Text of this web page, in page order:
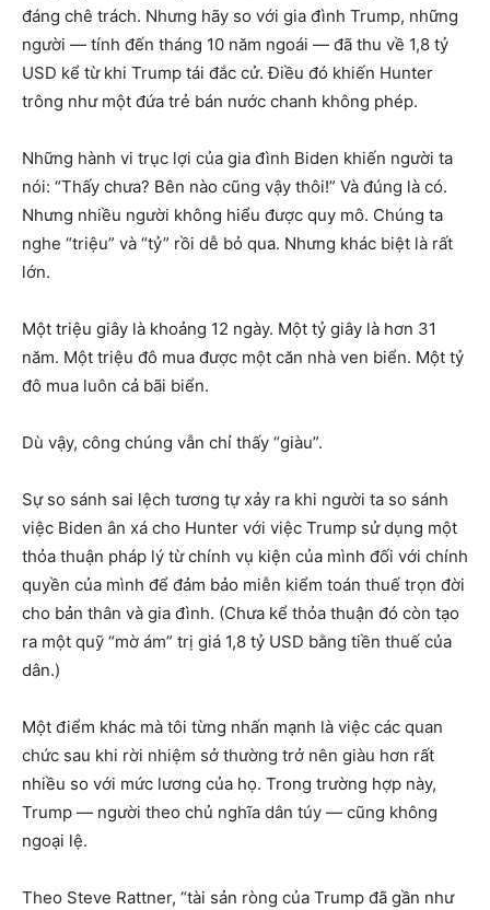
đáng chê trách. Nhưng hãy so với gia đình Trump, những
người — tính đến tháng 10 năm ngoái — đã thu về 1,8 tỷ
USD kể từ khi Trump tái đắc cử. Điều đó khiến Hunter
trông như một đứa trẻ bán nước chanh không phép.
Những hành vi trục lợi của gia đình Biden khiến người ta
nói: “Thấy chưa? Bên nào cũng vậy thôi!” Và đúng là có.
Nhưng nhiều người không hiểu được quy mô. Chúng ta
nghe “triệu” và “tỷ” rồi dễ bỏ qua. Nhưng khác biệt là rất
lớn.
Một triệu giây là khoảng 12 ngày. Một tỷ giây là hơn 31
năm. Một triệu đô mua được một căn nhà ven biển. Một tỷ
đô mua luôn cả bãi biển.
Dù vậy, công chúng vẫn chỉ thấy “giàu”.
Sự so sánh sai lệch tương tự xảy ra khi người ta so sánh
việc Biden ân xá cho Hunter với việc Trump sử dụng một
thỏa thuận pháp lý từ chính vụ kiện của mình đối với chính
quyền của mình để đảm bảo miễn kiểm toán thuế trọn đời
cho bản thân và gia đình. (Chưa kể thỏa thuận đó còn tạo
ra một quỹ “mờ ám” trị giá 1,8 tỷ USD bằng tiền thuế của
dân.)
Một điểm khác mà tôi từng nhấn mạnh là việc các quan
chức sau khi rời nhiệm sở thường trở nên giàu hơn rất
nhiều so với mức lương của họ. Trong trường hợp này,
Trump — người theo chủ nghĩa dân túy — cũng không
ngoại lệ.
Theo Steve Rattner, “tài sản ròng của Trump đã gần như